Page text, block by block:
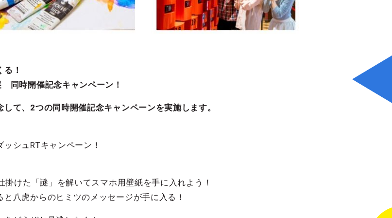
る！
時開催記念キャンペーン！
て、2つの同時開催記念キャンペーンを実施します。
シュRTキャンペーン！
掛けた「謎」を解いてスマホ用壁紙を手に入れよう！
八虎からのヒミツのメッセージが手に入る！